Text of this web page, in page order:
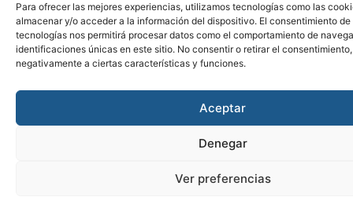
Para ofrecer las mejores experiencias, utilizamos tecnologías como las
almacenar y/o acceder a la información del dispositivo. El consentimiento de
tecnologías nos permitirá procesar datos como el comportamiento de
identificaciones únicas en este sitio. No consentir o retirar el
negativamente a ciertas características y funciones.
Aceptar
Denegar
Ver preferencias